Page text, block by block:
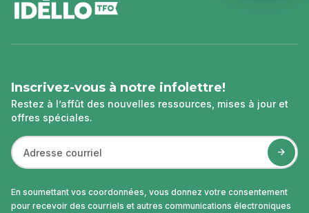
de
page
Inscrivez-vous à notre infolettre!
Restez à l’affût des nouvelles ressources, mises à jour et
offres spéciales.
En soumettant vos coordonnées, vous donnez votre consentement
pour recevoir des courriels et autres communications électroniques